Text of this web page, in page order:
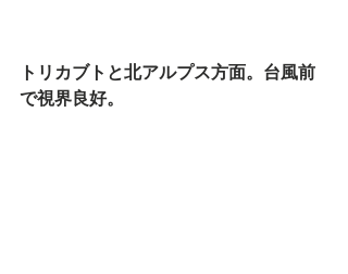
トリカブトと北アルプス方面。台風前
で視界良好。